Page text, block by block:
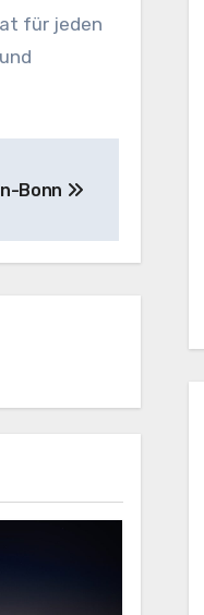
für jeden
Bonn